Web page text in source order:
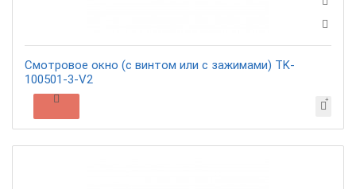
Смотровое окно (c винтом или с зажимами) TK-
100501-3-V2